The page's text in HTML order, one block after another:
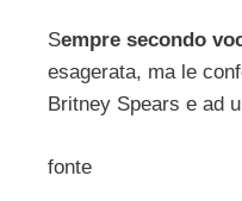
Sempre secondo
esagerata, ma le
Britney Spears e ad
fonte